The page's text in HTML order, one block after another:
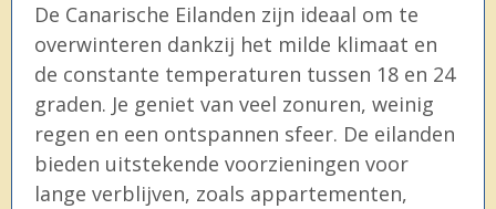
De Canarische Eilanden zijn ideaal om te
overwinteren dankzij het milde klimaat en
de constante temperaturen tussen 18 en 24
graden. Je geniet van veel zonuren, weinig
regen en een ontspannen sfeer. De eilanden
bieden uitstekende voorzieningen voor
lange verblijven, zoals appartementen,